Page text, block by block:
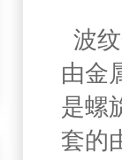
波
由金
是螺
套的